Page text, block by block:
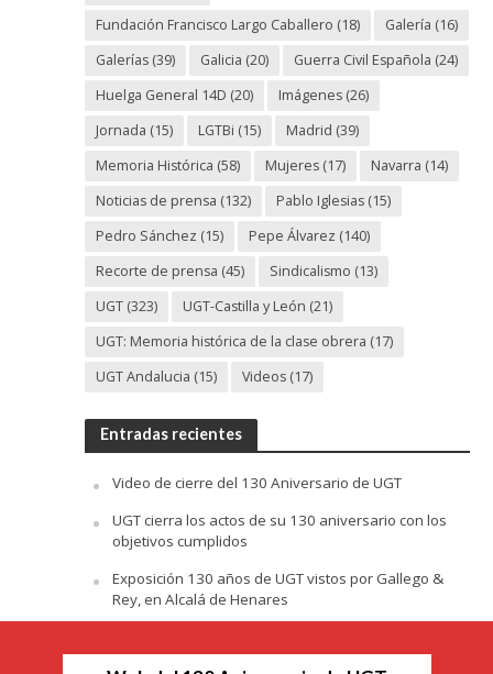
Fundación Francisco Largo Caballero (18) Galería (16)
Galerías(39) Galicia (20) Guerra Civil Española (24)
Huelga General 14D (20) Imágenes(26)
Jornada (15) LGTBi (15) Madrid (39)
Memoria Histórica (58) Mujeres(17) Navarra (14)
Noticias de prensa (132) Pablo Iglesias(15)
Pedro Sánchez (15) Pepe Álvarez (140)
Recorte de prensa (45) Sindicalismo (13)
UGT(323) UGT-Castilla y León (21)
UGT: Memoria histórica de la clase obrera (17)
UGT Andalucia (15) Videos(17)
Entradas recientes
Video de cierre del 130 Aniversario de UGT
UGT cierra los actos de su 130 aniversario con los
objetivos cumplidos
Exposición 130 años de UGT vistos por Gallego &
Rey, en Alcalá de Henares